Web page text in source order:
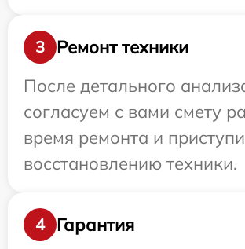
3
Ремонт техники
После детального
согласуем с вами смету
время ремонта и
восстановлению техники.
4
Гарантия